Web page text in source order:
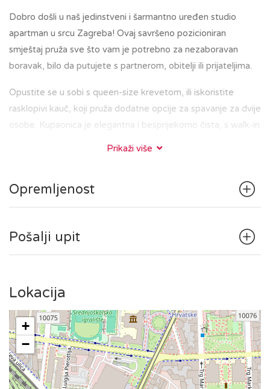
Dobro došli u naš jedinstveni i šarmantno uređen studio
apartman u srcu Zagreba! Ovaj savršeno pozicioniran
smještaj pruža sve što vam je potrebno za nezaboravan
boravak, bilo da putujete s partnerom, obitelji ili prijateljima.
Opustite se u sobi s queen-size krevetom, ili iskoristite
rasklopivi kauč, koji pruža dodatne opcije za spavanje za dvije
osobe. Kupaonica je elegantna i besprijekorno čista, s walk-in
pripadajućim potrepštinama.
Također, studio sadrži mali balkon s dvije stolice koji pruža
Nalazeći se u središtu Zagreba, bit ćete na korak od glavnih
posjetu kako biste istražili povijesnu jezgru Gornjeg grada s
poznatom zagrebačkom katedralom, tržnicom Dolac i Trgom
bana Jelačića, ili da uživate u kavi na Tkalčićevoj ulici, sve
vam je nadohvat ruke.
Tramvajska stanica smještena je neposredno ispred zgrade
što omogućuje jednostavan pristup širem gradskom
području.
Prikaži više
Opremljenost
Pošalji upit
Lokacija
+
−